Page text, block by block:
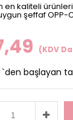
en kaliteli
şeffaf OPP-
(KDV
`den başlayan